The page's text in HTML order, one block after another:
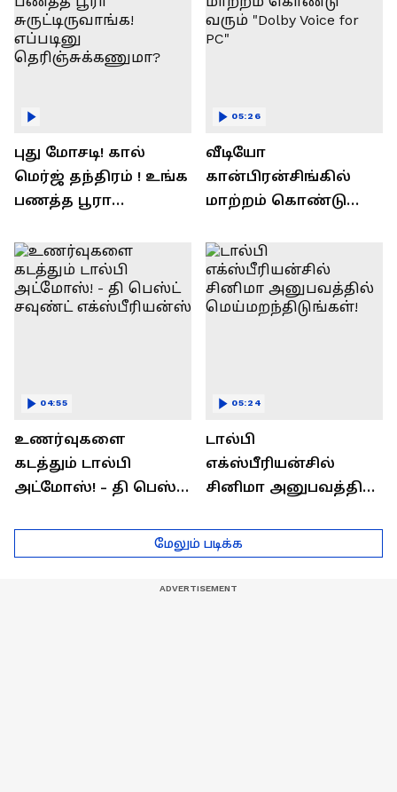
புது மோசடி! கால்
மெர்ஜ் தந்திரம் ! உங்க
பணத்த பூரா
எப்படினு
தெரிஞ்சுக்கணுமா?
வீடியோ
கான்பிரன்சிங்கில்
மாற்றம் கொண்டு
PC"
05:26
உணர்வுகளை
கடத்தும் டால்பி
அட்மோஸ்! - தி பெஸ்ட்
எக்ஸ்பீரியன்ஸ்
04:55
டால்பி
எக்ஸ்பீரியன்சில்
சினிமா அனுபவத்தில்
05:24
மேலும் படிக்க